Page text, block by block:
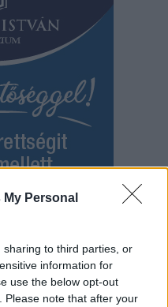
Personal
to third parties, or
information for
use the below opt-out
Please note that after your
Adja